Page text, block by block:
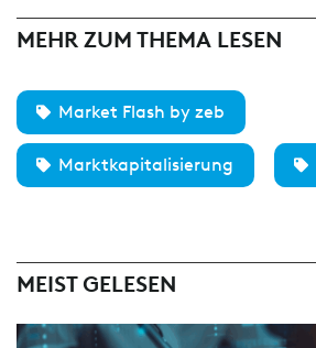
MEHR ZUM THEMA LESEN
Market Flash by zeb
Marktkapitalisierung
MEIST GELESEN